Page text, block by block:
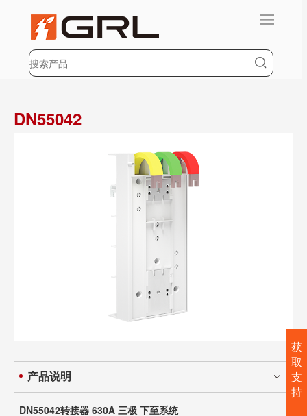
DN55042
产品说明
DN55042转接器 630A 三极 下至系统
获
取
支
持